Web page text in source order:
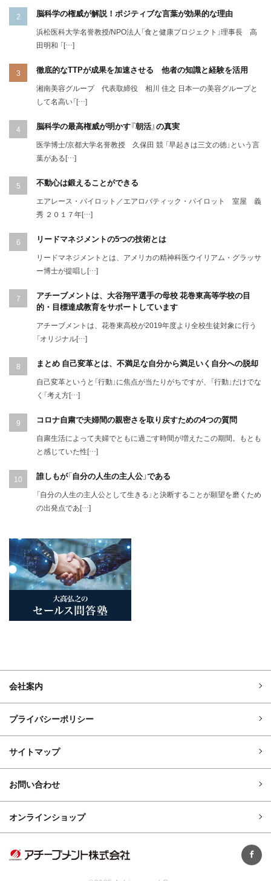
脳科学の権威が解説！ポジティブな言葉が効果的な理由
浜松医科大学名誉教授/NPO法人「食と健康プロジェクト」理事長 高
田明和 「[…]
徹底的なTTPが成果を加速させる 他者の知識と経験を活用
湘南美容グループ 代表取締役 相川 佳之 日本一の美容グループと
して名高い「[…]
脳科学の最高権威が明かす『朝活』の真実
医学博士/京都大学名誉教授 久保田 競 「早起きは三文の徳」という言
葉がある[…]
不動心は鍛えることができる
エアレース・パイロット／エアロバティック・パイロット 室屋 義
秀 ２０１７年[…]
リードマネジメントの5つの技術とは
リードマネジメントとは、アメリカの精神科医ウイリアム・グラッサ
ー博士が提唱し[…]
アチーブメントは、大谷翔平選手の母校 花巻東高等学校の目
的・目標達成教育をサポートしています
アチーブメントは、花巻東高校が2019年度より全校生徒対象に行う
「オリジナル[…]
まとめ 自己変革とは、不満足な自分から満足いく自分への脱却
自己変革というと「行動」に焦点が当たりがちですが、「行動」だけでな
く「考え方[…]
コロナ自粛で夫婦間の親密さを取り戻すための4つの質問
自粛生活によって夫婦でともに過ごす時間が増えたこの期間。もとも
と感じていた性[…]
誰しもが「自分の人生の主人公」である
「自分の人生の主人公として生きる」と決断することが願望を磨くため
の出発点であ[…]
会社案内
プライバシーポリシー
サイトマップ
お問い合わせ
オンラインショップ